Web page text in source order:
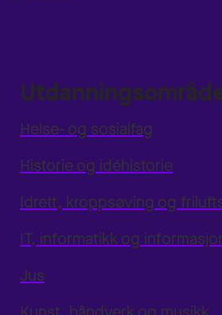
Helse- og sosialfag
Historie og idéhistorie
Idrett, kroppsøving og
IT, informatikk og
Jus